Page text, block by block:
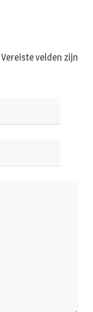
Vereiste velden zijn